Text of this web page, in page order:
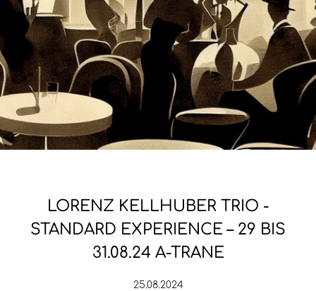
LORENZ KELLHUBER TRIO -
STANDARD EXPERIENCE – 29 BIS
31.08.24 A-TRANE
25.08.2024